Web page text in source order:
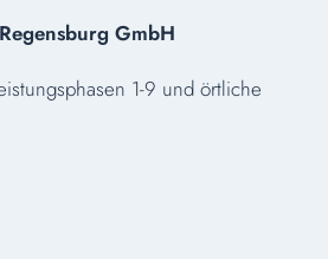
GmbH
1-9 und örtliche